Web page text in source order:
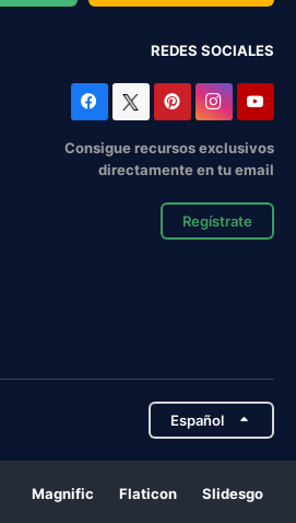
REDES SOCIALES
Consigue recursos exclusivos
directamente en tu email
Regístrate
Español
Magnific Flaticon Slidesgo